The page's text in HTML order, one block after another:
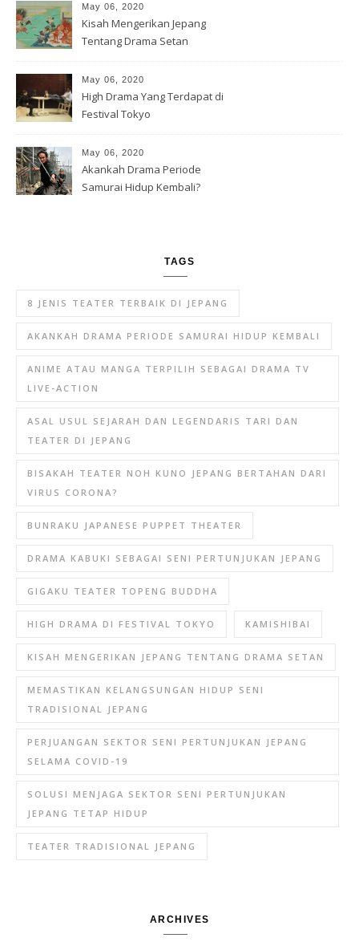
May 06, 2020
Kisah Mengerikan Jepang
Tentang Drama Setan
May 06, 2020
High Drama Yang Terdapat di
Festival Tokyo
May 06, 2020
Akankah Drama Periode
Samurai Hidup Kembali?
TAGS
8 JENIS TEATER TERBAIK DI JEPANG
AKANKAH DRAMA PERIODE SAMURAI HIDUP KEMBALI
ANIME ATAU MANGA TERPILIH SEBAGAI DRAMA TV
LIVE-ACTION
ASAL USUL SEJARAH DAN LEGENDARIS TARI DAN
TEATER DI JEPANG
BISAKAH TEATER NOH KUNO JEPANG BERTAHAN DARI
VIRUS CORONA?
BUNRAKU JAPANESE PUPPET THEATER
DRAMA KABUKI SEBAGAI SENI PERTUNJUKAN JEPANG
GIGAKU TEATER TOPENG BUDDHA
HIGH DRAMA DI FESTIVAL TOKYO KAMISHIBAI
KISAH MENGERIKAN JEPANG TENTANG DRAMA SETAN
MEMASTIKAN KELANGSUNGAN HIDUP SENI
TRADISIONAL JEPANG
PERJUANGAN SEKTOR SENI PERTUNJUKAN JEPANG
SELAMA COVID-19
SOLUSI MENJAGA SEKTOR SENI PERTUNJUKAN
JEPANG TETAP HIDUP
TEATER TRADISIONAL JEPANG
ARCHIVES